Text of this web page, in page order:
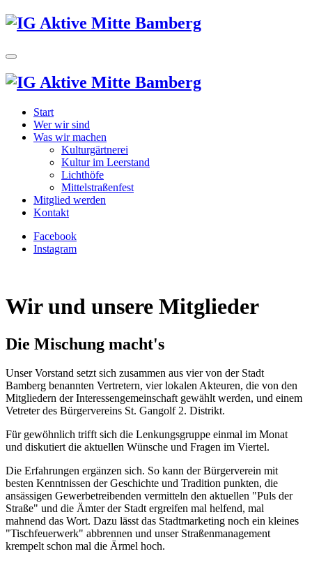
Start
Wer wir sind
Was wir machen
Kulturgärtnerei
Kultur im Leerstand
Lichthöfe
Mittelstraßenfest
Mitglied werden
Kontakt
Facebook
Instagram
Wir und unsere Mitglieder
Die Mischung macht's
Unser Vorstand setzt sich zusammen aus vier von der Stadt
Bamberg benannten Vertretern, vier lokalen Akteuren, die von den
Mitgliedern der Interessengemeinschaft gewählt werden, und einem
Vetreter des Bürgervereins St. Gangolf 2. Distrikt.
Für gewöhnlich trifft sich die Lenkungsgruppe einmal im Monat
und diskutiert die aktuellen Wünsche und Fragen im Viertel.
Die Erfahrungen ergänzen sich. So kann der Bürgerverein mit
besten Kenntnissen der Geschichte und Tradition punkten, die
ansässigen Gewerbetreibenden vermitteln den aktuellen "Puls der
Straße" und die Ämter der Stadt ergreifen mal helfend, mal
mahnend das Wort. Dazu lässt das Stadtmarketing noch ein kleines
"Tischfeuerwerk" abbrennen und unser Straßenmanagement
krempelt schon mal die Ärmel hoch.